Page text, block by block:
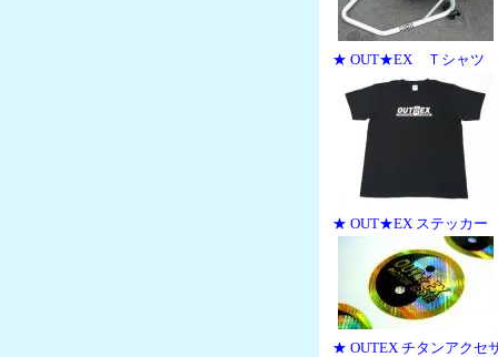
★ OUT★EX Ｔシャツ
★ OUT★EX ステッカー
★ OUTEX チタンアクセ